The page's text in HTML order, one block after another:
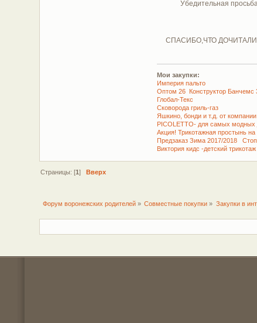
Убедительная
СПАСИБО,ЧТО
Мои закупки:
Империя пальто
Оптом 26 Конструктор Банчемс
Глобал-Текс
Сковорода гриль-газ
Яшкино, бонди и т.д. от
PICOLETTO- для самых модных
Акция! Трикотажная простынь на
Предзаказ Зима 2017/2018
Виктория кидс -детский
Страницы: [1]Вверх
Форум воронежских родителей » Совместные покупки » Закупки в